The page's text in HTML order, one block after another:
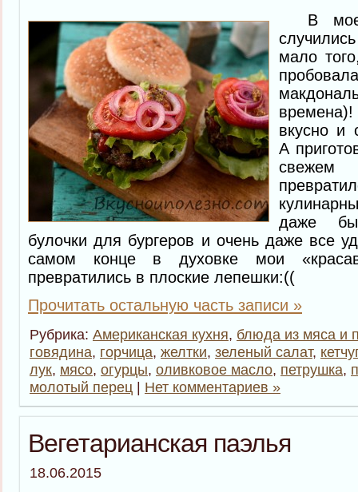
В моей
мало
вкусно и
А
свежем
даже
булочки для бургеров и очень даже все
самом конце в духовке мои
превратились в плоские лепешки:((
Прочитать остальную часть записи »
Рубрика: Американская кухня, блюда из мяса и
говядина, горчица, желтки, зеленый салат,
лук, мясо, огурцы, оливковое масло, петрушка,
молотый перец | Нет комментариев »
Вегетарианская паэлья
18.06.2015